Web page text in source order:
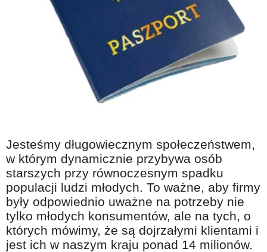
Jesteśmy długowiecznym społeczeństwem,
w którym dynamicznie przybywa osób
starszych przy równoczesnym spadku
populacji ludzi młodych. To ważne, aby firmy
były odpowiednio uważne na potrzeby nie
tylko młodych konsumentów, ale na tych, o
których mówimy, że są dojrzałymi klientami i
jest ich w naszym kraju ponad 14 milionów.